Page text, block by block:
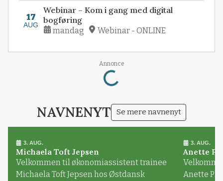
17
AUG
Webinar – Kom i gang med digital
bogføring
mandag Webinar - ONLINE
Annonce
Loading...
NAVNENYT Se mere navnenyt
3. AUG.
Michaela Toft Jepsen
Velkommen til økonomiassistent trainee
Michaela Toft Jepsen hos Østdansk
3. AUG.
Anette
Anette